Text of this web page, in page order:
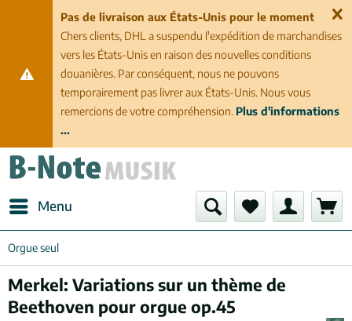
Pas de livraison aux États-Unis pour le moment
Chers clients, DHL a suspendu l'expédition de marchandises
vers les États-Unis en raison des nouvelles conditions
douanières. Par conséquent, nous ne pouvons
temporairement pas livrer aux États-Unis. Nous vous
remercions de votre compréhension. Plus d'informations
...
Menu
Orgue seul
Merkel: Variations sur un thème de
Beethoven pour orgue op.45